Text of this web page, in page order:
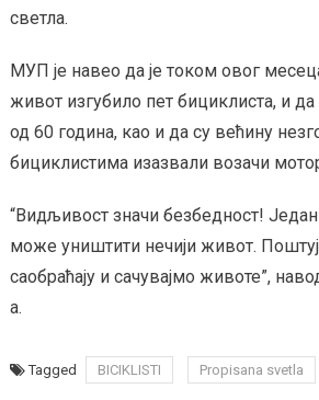
светла.
МУП је навео да је током овог
живот изгубило пет бициклиста, и да
од 60 година, као и да су већину
бициклистима изазвали возачи
“Видљивост значи безбедност!
може уништити нечији живот.
саобраћају и сачувајмо животе”,
а.
Tagged BICIKLISTI Propisana svetla